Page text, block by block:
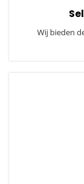
Wij bieden